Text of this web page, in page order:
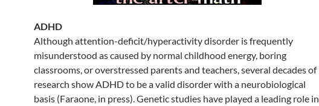
ADHD
Although attention-deficit/hyperactivity disorder is frequently
misunderstood as caused by normal childhood energy, boring
classrooms, or overstressed parents and teachers, several decades of
research show ADHD to be a valid disorder with a neurobiological
basis (Faraone, in press). Genetic studies have played a leading role in